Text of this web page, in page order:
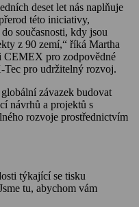
deset let nás naplňuje
této iniciativy,
současnosti, kdy jsou
z 90 zemí,“ říká Martha
CEMEX pro zodpovědné
pro udržitelný rozvoj.
závazek budovat
návrhů a projektů s
rozvoje prostřednictvím
týkající se tisku
tu, abychom vám